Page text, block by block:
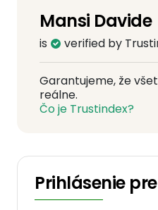
Mansi Davide
is verified by
Garantujeme, že
reálne.
Čo je Trustindex?
Prihlásenie